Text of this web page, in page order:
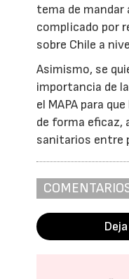
tema de
complicado por
sobre Chile a
Asimismo, se
importancia de
el MAPA para
de forma eficaz,
sanitarios entre